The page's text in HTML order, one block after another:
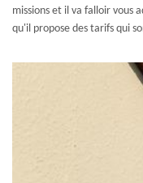
missions et il va falloir vous
qu'il propose des tarifs qui